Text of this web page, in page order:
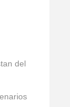
del